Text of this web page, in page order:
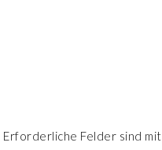
Erforderliche Felder sind mit